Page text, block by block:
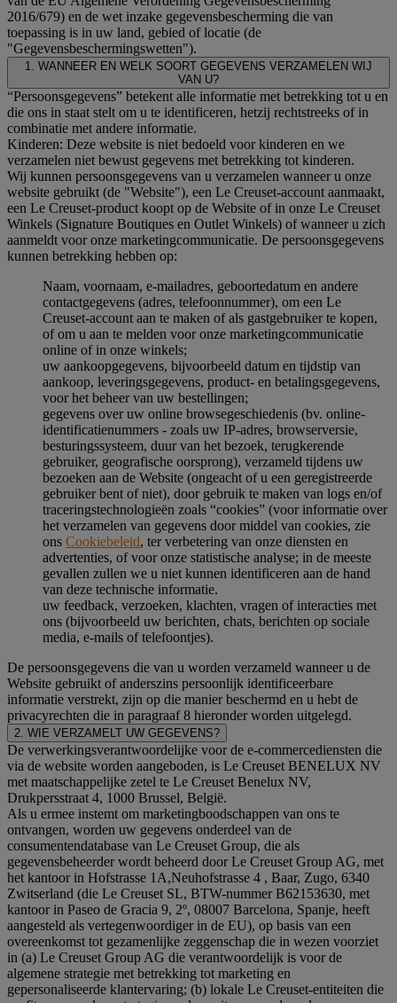
2016/679) en de wet inzake gegevensbescherming die van
toepassing is in uw land, gebied of locatie (de
"Gegevensbeschermingswetten").
1. WANNEER EN WELK SOORT GEGEVENS VERZAMELEN WIJ
VAN U?
“Persoonsgegevens” betekent alle informatie met betrekking tot u en
die ons in staat stelt om u te identificeren, hetzij rechtstreeks of in
combinatie met andere informatie.
Kinderen: Deze website is niet bedoeld voor kinderen en we
verzamelen niet bewust gegevens met betrekking tot kinderen.
Wij kunnen persoonsgegevens van u verzamelen wanneer u onze
website gebruikt (de "Website"), een Le Creuset-account aanmaakt,
een Le Creuset-product koopt op de Website of in onze Le Creuset
Winkels (Signature Boutiques en Outlet Winkels) of wanneer u zich
aanmeldt voor onze marketingcommunicatie. De persoonsgegevens
kunnen betrekking hebben op:
Naam, voornaam, e-mailadres, geboortedatum en andere
contactgegevens (adres, telefoonnummer), om een Le
Creuset-account aan te maken of als gastgebruiker te kopen,
of om u aan te melden voor onze marketingcommunicatie
online of in onze winkels;
uw aankoopgegevens, bijvoorbeeld datum en tijdstip van
aankoop, leveringsgegevens, product- en betalingsgegevens,
voor het beheer van uw bestellingen;
gegevens over uw online browsegeschiedenis (bv. online-
identificatienummers - zoals uw IP-adres, browserversie,
besturingssysteem, duur van het bezoek, terugkerende
gebruiker, geografische oorsprong), verzameld tijdens uw
bezoeken aan de Website (ongeacht of u een geregistreerde
gebruiker bent of niet), door gebruik te maken van logs en/of
traceringstechnologieën zoals “cookies” (voor informatie over
het verzamelen van gegevens door middel van cookies, zie
ons Cookiebeleid, ter verbetering van onze diensten en
advertenties, of voor onze statistische analyse; in de meeste
gevallen zullen we u niet kunnen identificeren aan de hand
van deze technische informatie.
uw feedback, verzoeken, klachten, vragen of interacties met
ons (bijvoorbeeld uw berichten, chats, berichten op sociale
media, e-mails of telefoontjes).
De persoonsgegevens die van u worden verzameld wanneer u de
Website gebruikt of anderszins persoonlijk identificeerbare
informatie verstrekt, zijn op die manier beschermd en u hebt de
privacyrechten die in paragraaf 8 hieronder worden uitgelegd.
2. WIE VERZAMELT UW GEGEVENS?
De verwerkingsverantwoordelijke voor de e-commercediensten die
via de website worden aangeboden, is Le Creuset BENELUX NV
met maatschappelijke zetel te Le Creuset Benelux NV,
Drukpersstraat 4, 1000 Brussel, België.
Als u ermee instemt om marketingboodschappen van ons te
ontvangen, worden uw gegevens onderdeel van de
consumentendatabase van Le Creuset Group, die als
gegevensbeheerder wordt beheerd door Le Creuset Group AG, met
het kantoor in Hofstrasse 1A,Neuhofstrasse 4 , Baar, Zugo, 6340
Zwitserland (die Le Creuset SL, BTW-nummer B62153630, met
kantoor in Paseo de Gracia 9, 2º, 08007 Barcelona, Spanje, heeft
aangesteld als vertegenwoordiger in de EU), op basis van een
overeenkomst tot gezamenlijke zeggenschap die in wezen voorziet
in (a) Le Creuset Group AG die verantwoordelijk is voor de
algemene strategie met betrekking tot marketing en
gepersonaliseerde klantervaring; (b) lokale Le Creuset-entiteiten die